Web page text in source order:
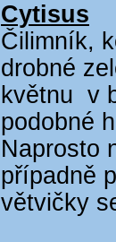
Cytisus
Čilimník,
drobné
květnu v
podobné
Naprosto
případně
větvičky